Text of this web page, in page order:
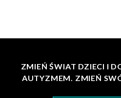
ZMIEŃ ŚWIAT DZIECI I
AUTYZMEM. ZMIEŃ